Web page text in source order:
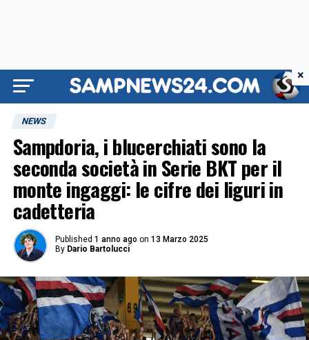
NEWS
Sampdoria, i blucerchiati sono la
seconda società in Serie BKT per il
monte ingaggi: le cifre dei liguri in
cadetteria
Published 1 anno ago on 13 Marzo 2025
By Dario Bartolucci
×